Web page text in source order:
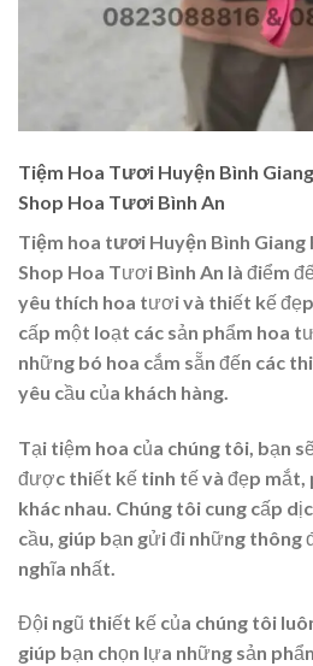
Tiệm Hoa Tươi Huyện Bình
Shop Hoa Tươi Bình An
Tiệm hoa tươi Huyện Bình
Shop Hoa Tươi Bình An là điểm
yêu thích hoa tươi và thiết kế
cấp một loạt các sản phẩm hoa
những bó hoa cắm sẵn đến các
yêu cầu của khách hàng.
Tại tiệm hoa của chúng tôi, bạn
được thiết kế tinh tế và đẹp mắt,
khác nhau. Chúng tôi cung cấp
cầu, giúp bạn gửi đi những thông
nghĩa nhất.
Đội ngũ thiết kế của chúng tôi
giúp bạn chọn lựa những sản